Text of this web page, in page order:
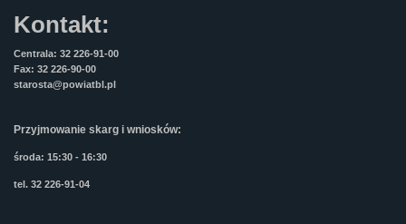
Kontakt:
Centrala: 32 226-91-00
Fax: 32 226-90-00
starosta@powiatbl.pl
Przyjmowanie skarg i wniosków:
środa: 15:30 - 16:30
tel. 32 226-91-04